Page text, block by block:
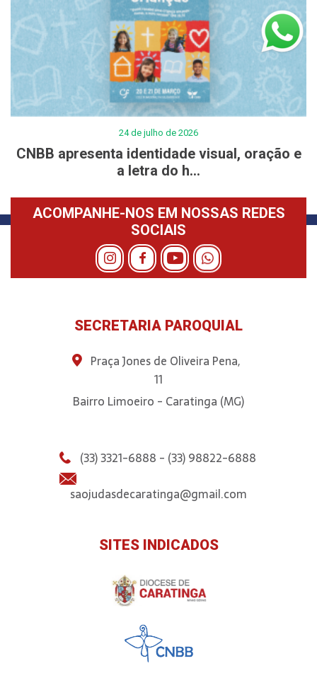
24 de julho de 2026
CNBB apresenta identidade visual, oração e
a letra do h...
ACOMPANHE-NOS EM NOSSAS REDES
SOCIAIS
SECRETARIA PAROQUIAL
Praça Jones de Oliveira Pena,
11
Bairro Limoeiro - Caratinga (MG)
(33) 3321-6888 - (33) 98822-6888
saojudasdecaratinga@gmail.com
SITES INDICADOS